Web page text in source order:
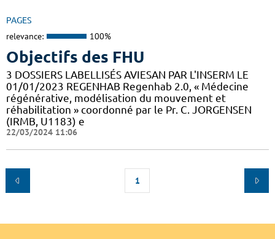
PAGES
relevance: 100%
Objectifs des FHU
3 DOSSIERS LABELLISÉS AVIESAN PAR L'INSERM LE
01/01/2023 REGENHAB Regenhab 2.0, « Médecine
régénérative, modélisation du mouvement et
réhabilitation » coordonné par le Pr. C. JORGENSEN
(IRMB, U1183) e
22/03/2024 11:06
1